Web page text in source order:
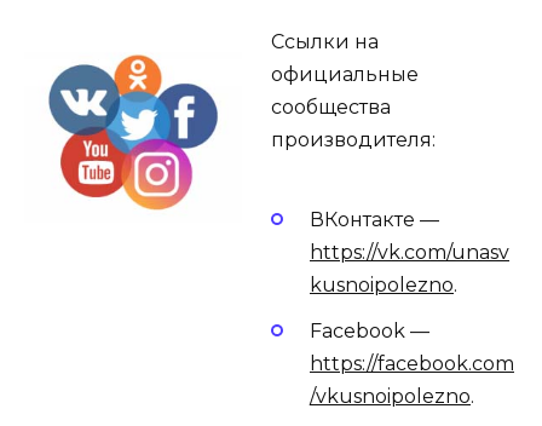
Ссылки на
официальные
сообщества
производителя:
ВКонтакте —
https://vk.com/unasv
kusnoipolezno.
Facebook —
https://facebook.com
/vkusnoipolezno.